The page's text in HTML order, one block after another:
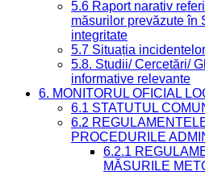
5.6 Raport narativ
măsurilor prevăzute în
integritate
5.7 Situația
5.8. Studii/ Cercetări/
informative relevante
6. MONITORUL OFICIAL
6.1 STATUTUL
6.2
PROCEDURILE
6.2.1
MĂSURILE